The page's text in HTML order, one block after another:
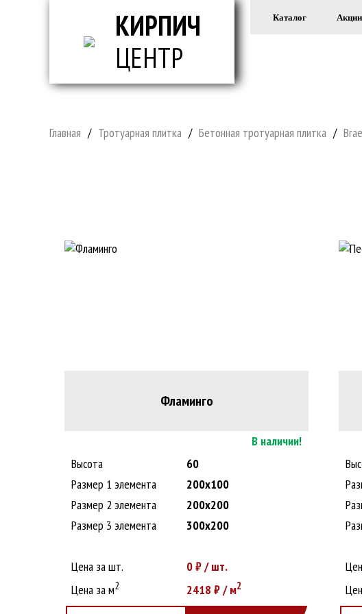
КИРПИЧ
ЦЕНТР
Каталог Акции
Главная / Тротуарная плитка / Бетонная тротуарная плитка /
Фламинго
В наличии!
Высота
60
Размер 1 элемента
200х100
Размер 2 элемента
200х200
Размер 3 элемента
300х200
Цена за шт. 0₽ / шт.
Цена за м2 2418 ₽ / м2